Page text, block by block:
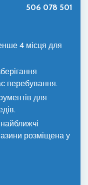
506 078 501
4 місця для
перебування.
для
розміщена у